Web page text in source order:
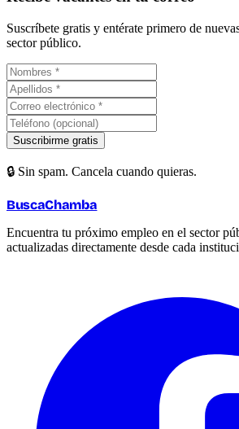
Suscríbete gratis y entérate primero de
sector público.
Suscribirme gratis
🔒 Sin spam. Cancela cuando quieras.
BuscaChamba
Encuentra tu próximo empleo en el sector
actualizadas directamente desde cada